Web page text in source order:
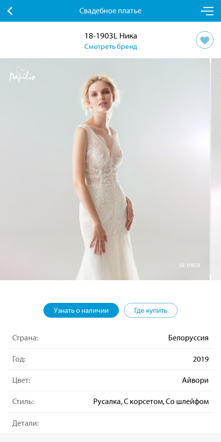
Свадебное платье
18-1903L Ника
Смотреть бренд
Узнать о наличии Где купить
Страна: Белоруссия
Год: 2019
Цвет: Айвори
Стиль: Русалка, С корсетом, Со шлейфом
Детали: